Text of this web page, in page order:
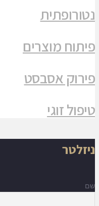
נטורופתית
פיתוח מוצרים
פירוק אסבסט
טיפול זוגי
ניזלטר
שם